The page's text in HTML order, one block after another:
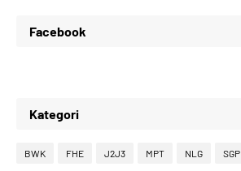
7 4 3
Facebook
Kategori
BWK FHE J2J3 MPT NLG SGP